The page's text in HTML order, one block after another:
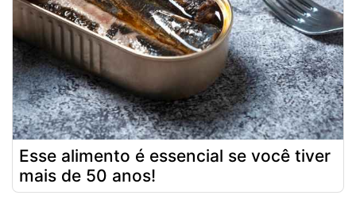
Esse alimento é essencial se você tiver
mais de 50 anos!